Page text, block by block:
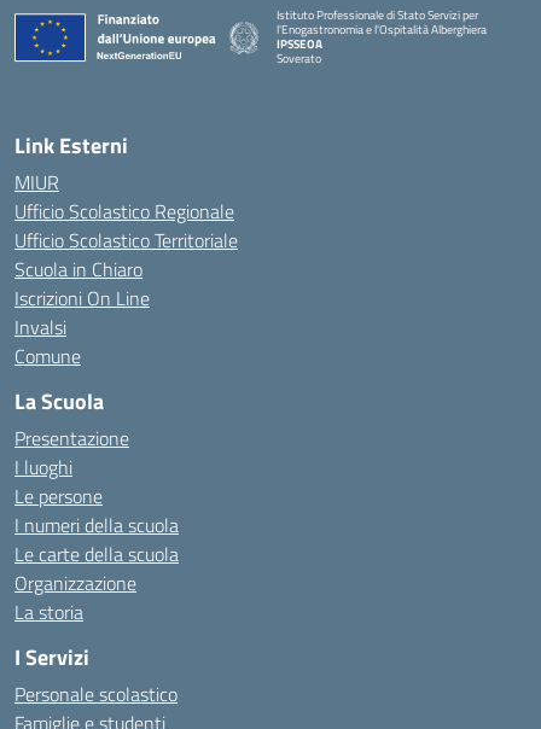
Istituto Professionale di Stato Servizi per
l'Enogastronomia e l'Ospitalità Alberghiera
IPSSEOA
Soverato
Link Esterni
MIUR
Ufficio Scolastico Regionale
Ufficio Scolastico Territoriale
Scuola in Chiaro
Iscrizioni On Line
Invalsi
Comune
La Scuola
Presentazione
I luoghi
Le persone
I numeri della scuola
Le carte della scuola
Organizzazione
La storia
I Servizi
Personale scolastico
Famiglie e studenti